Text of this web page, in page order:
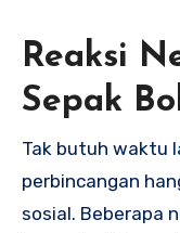
Reaksi
Sepak
Tak butuh waktu
perbincangan
sosial. Beberapa